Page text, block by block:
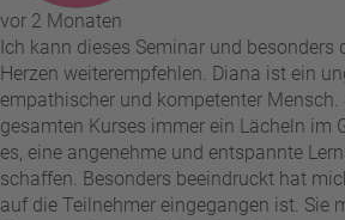
vor 2 Monaten
Ich kann dieses Seminar und besonders
Herzen weiterempfehlen. Diana ist ein
empathischer und kompetenter Mensch.
gesamten Kurses immer ein Lächeln im
es, eine angenehme und entspannte
schaffen. Besonders beeindruckt hat
auf die Teilnehmer eingegangen ist. Sie